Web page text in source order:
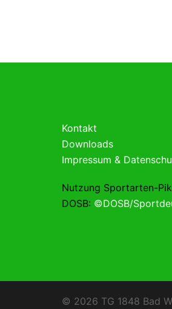
Kontakt
Downloads
Impressum &
Nutzung Sportarten-
DOSB: ©DOSB/
© 2026 TG 1848 Bad